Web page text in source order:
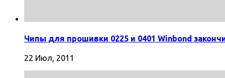
Чипы для прошивки 0225 и 0401 Winbond
22 Июл, 2011